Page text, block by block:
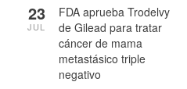
FDA aprueba Trodelvy
de Gilead para tratar
cáncer de mama
metastásico triple
negativo
23
JUL